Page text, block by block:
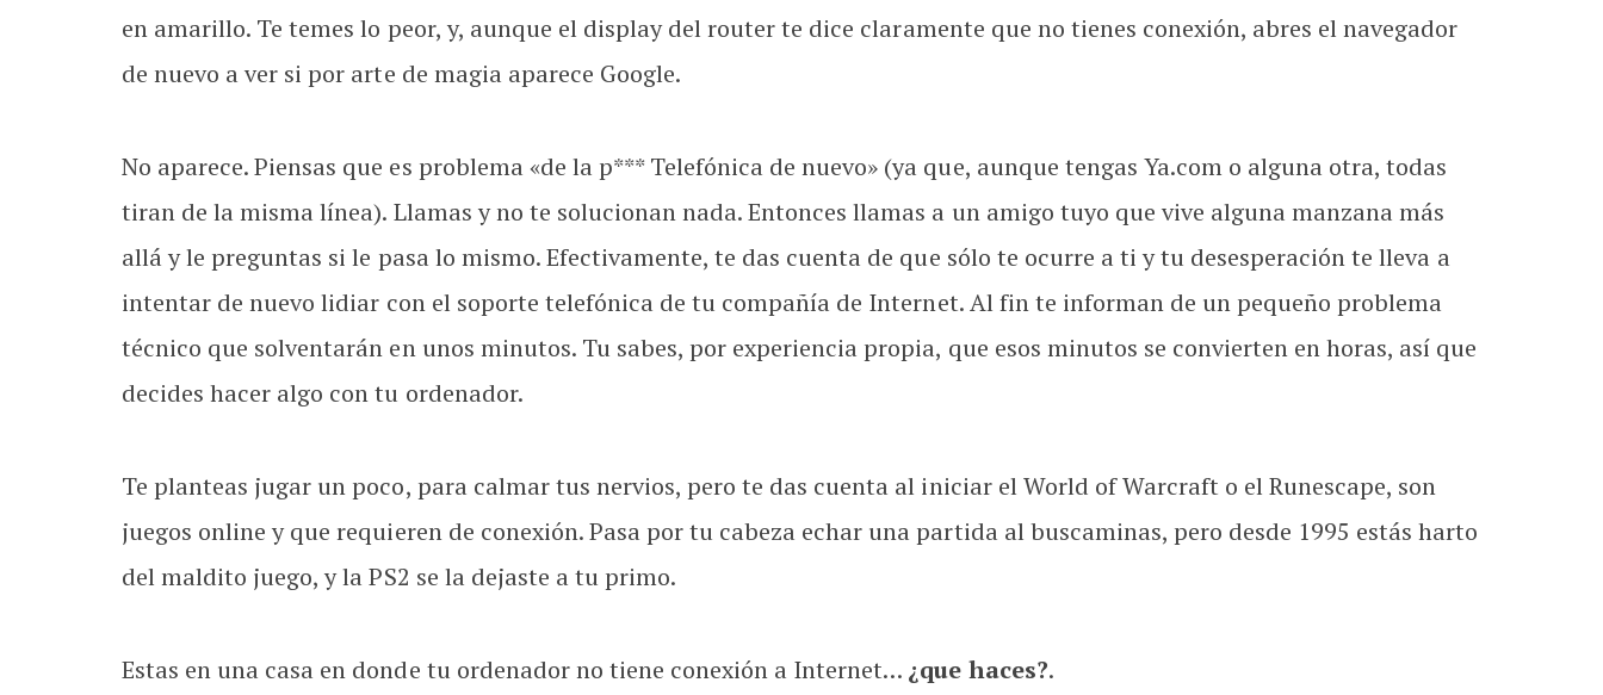
en amarillo. Te temes lo peor, y, aunque el display del router te dice claramente que no tienes conexión, abres el navegador
de nuevo a ver si por arte de magia aparece Google.
No aparece. Piensas que es problema «de la p*** Telefónica de nuevo» (ya que, aunque tengas Ya.com o alguna otra, todas
tiran de la misma línea). Llamas y no te solucionan nada. Entonces llamas a un amigo tuyo que vive alguna manzana más
allá y le preguntas si le pasa lo mismo. Efectivamente, te das cuenta de que sólo te ocurre a ti y tu desesperación te lleva a
intentar de nuevo lidiar con el soporte telefónica de tu compañía de Internet. Al fin te informan de un pequeño problema
técnico que solventarán en unos minutos. Tu sabes, por experiencia propia, que esos minutos se convierten en horas, así que
decides hacer algo con tu ordenador.
Te planteas jugar un poco, para calmar tus nervios, pero te das cuenta al iniciar el World of Warcraft o el Runescape, son
juegos online y que requieren de conexión. Pasa por tu cabeza echar una partida al buscaminas, pero desde 1995 estás harto
del maldito juego, y la PS2 se la dejaste a tu primo.
Estas en una casa en donde tu ordenador no tiene conexión a Internet… ¿que haces?.